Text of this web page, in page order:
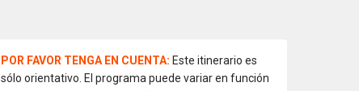
POR FAVOR TENGA EN CUENTA: Este itinerario es
sólo orientativo. El programa puede variar en función